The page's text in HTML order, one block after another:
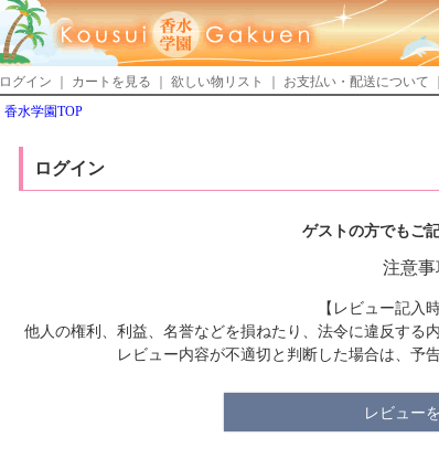
ログイン カートを見る 欲しい物リスト お支払い・配送について
香水学園TOP
ログイン
ゲストの方でもご
注意事
【レビュー記入
他人の権利、利益、名誉などを損ねたり、法令に違反する
レビュー内容が不適切と判断した場合は、予
レビュー